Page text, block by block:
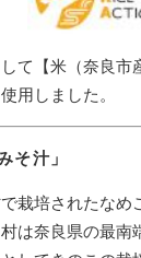
て【米（奈良市
用しました。
そ汁」
栽培されたなめ
は奈良県の最南